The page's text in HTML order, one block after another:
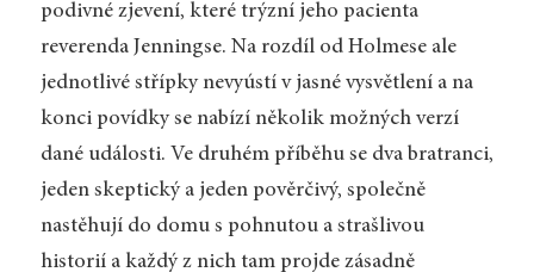
podivné zjevení, které trýzní jeho pacienta
reverenda Jenningse. Na rozdíl od Holmese ale
jednotlivé střípky nevyústí v jasné vysvětlení a na
konci povídky se nabízí několik možných verzí
dané události. Ve druhém příběhu se dva bratranci,
jeden skeptický a jeden pověrčivý, společně
nastěhují do domu s pohnutou a strašlivou
historií a každý z nich tam projde zásadně